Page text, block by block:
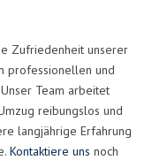
Zufriedenheit unserer
professionellen und
Team arbeitet
reibungslos und
langjährige Erfahrung
Kontaktiere uns noch